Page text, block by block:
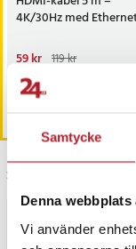
Samtycke
Denna
Vi använder
4K/30Hz med
Nuvarande pris:
59 kr 119 kr
I lager, levereras inom
Senast besökta